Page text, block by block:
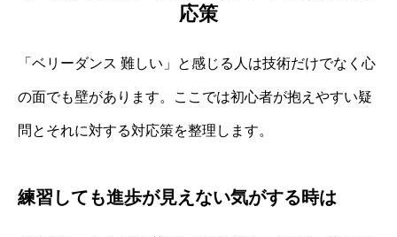
応策
「ベリーダンス 難しい」と感じる人は技術だけでなく心
の面でも壁があります。ここでは初心者が抱えやすい疑
問とそれに対する対応策を整理します。
練習しても進歩が見えない気がする時は